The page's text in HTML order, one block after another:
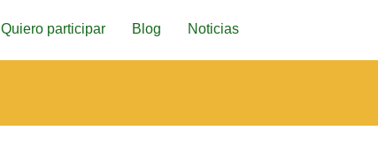
Quiero participar Blog Noticias